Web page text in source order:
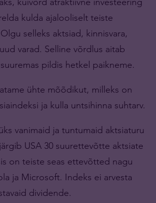
kulda ajalooliselt teiste
selleks aktsiad, kinnisvara,
varad. Selline võrdlus aitab
pildis hetkel paikneme.
ühte mõõdikut, milleks on
ja kulla untsihinna suhtarv.
vanimaid ja tuntumaid aktsiaturu
USA 30 suurettevõtte aktsiate
on teiste seas ettevõtted nagu
ja Microsoft. Indeks ei arvesta
dividende.